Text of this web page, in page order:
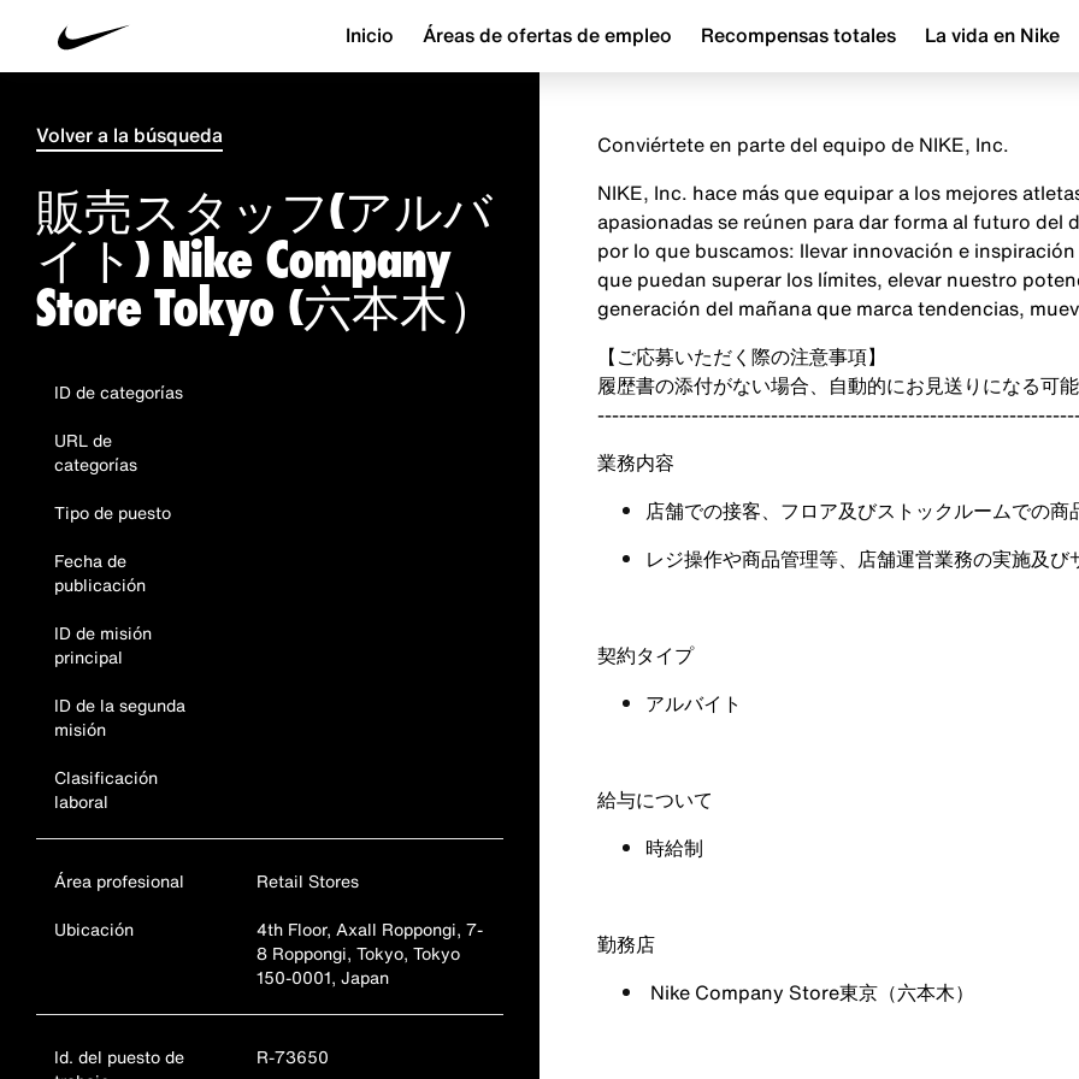
Inicio Áreas de ofertas de empleo Recompensas totales La vida en Nike
Volver a la búsqueda
販売スタッフ(アルバ
イト) Nike Company
Store Tokyo (六本木）
ID de categorías
URL de
categorías
Tipo de puesto
Fecha de
publicación
ID de misión
principal
ID de la segunda
misión
Clasificación
laboral
Área profesional
Retail Stores
Ubicación
4th Floor, Axall Roppongi, 7-
8 Roppongi, Tokyo, Tokyo
150-0001, Japan
Id. del puesto de
R-73650
Conviértete en parte del equipo de NIKE, Inc.
NIKE, Inc. hace más que equipar a los mejores
apasionadas se reúnen para dar forma al futuro
por lo que buscamos: llevar innovación e
que puedan superar los límites, elevar nuestro
generación del mañana que marca tendencias,
【ご応募いただく際の注意事項】
履歴書の添付がない場合、自動的にお見送りになる可
業務内容
店舗での接客、フロア及びストックルームでの商
レジ操作や商品管理等、店舗運営業務の実施及び
契約タイプ
アルバイト
給与について
時給制
勤務店
Nike Company Store東京（六本木）